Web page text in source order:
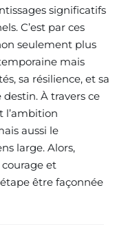
significatifs
C’est par ces
seulement plus
mais
sa résilience, et sa
À travers ce
l’ambition
aussi le
large. Alors,
et
être façonnée